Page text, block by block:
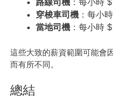
穿梭車司機 ：每小
當地司機 ：每小時
這些大致的薪資範圍可能會
而有所不同。
總結